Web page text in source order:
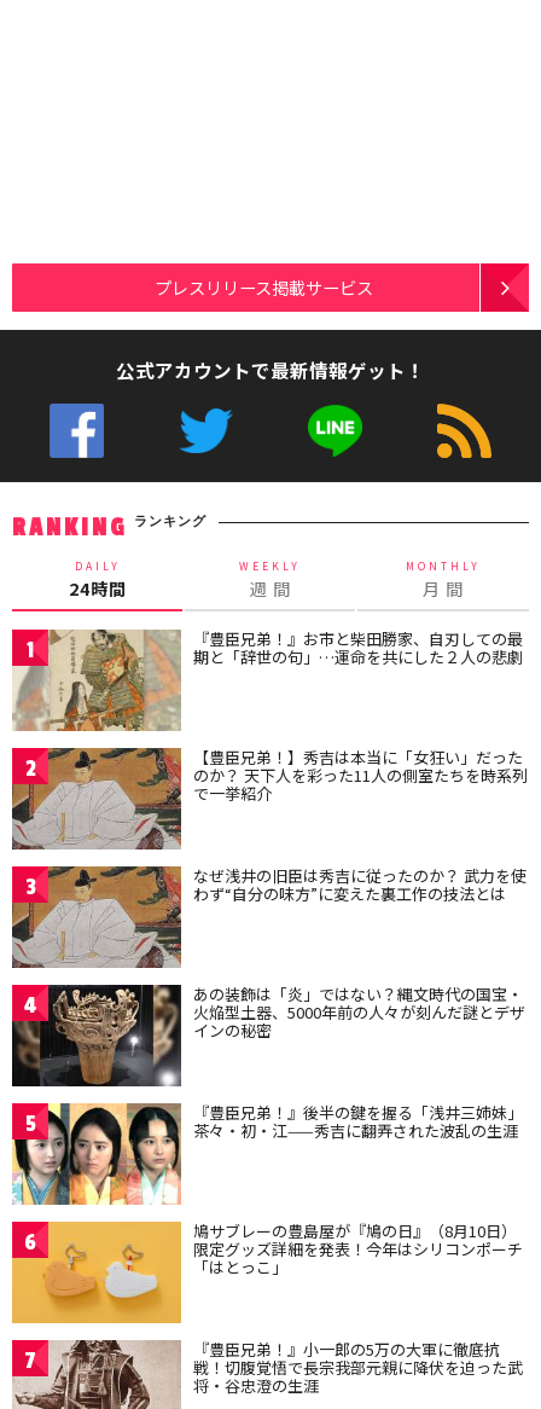
プレスリリース掲載サービス
公式アカウントで最新情報ゲット！
RANKING ランキング
DAILY
24時間
WEEKLY
週 間
MONTHLY
月 間
1 『豊臣兄弟！』お市と柴田勝家、自刃しての最
期と「辞世の句」…運命を共にした２人の悲劇
2 【豊臣兄弟！】秀吉は本当に「女狂い」だった
のか？ 天下人を彩った11人の側室たちを時系列
で一挙紹介
3 なぜ浅井の旧臣は秀吉に従ったのか？ 武力を使
わず“自分の味方”に変えた裏工作の技法とは
4 あの装飾は「炎」ではない？縄文時代の国宝・
火焔型土器、5000年前の人々が刻んだ謎とデザ
インの秘密
5 『豊臣兄弟！』後半の鍵を握る「浅井三姉妹」
茶々・初・江——秀吉に翻弄された波乱の生涯
6 鳩サブレーの豊島屋が『鳩の日』（8月10日）
限定グッズ詳細を発表！今年はシリコンポーチ
「はとっこ」
7 『豊臣兄弟！』小一郎の5万の大軍に徹底抗
戦！切腹覚悟で長宗我部元親に降伏を迫った武
将・谷忠澄の生涯